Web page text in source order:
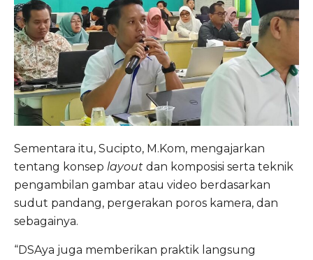
Sementara itu, Sucipto, M.Kom, mengajarkan
tentang konsep layout dan komposisi serta teknik
pengambilan gambar atau video berdasarkan
sudut pandang, pergerakan poros kamera, dan
sebagainya.
“DSAya juga memberikan praktik langsung